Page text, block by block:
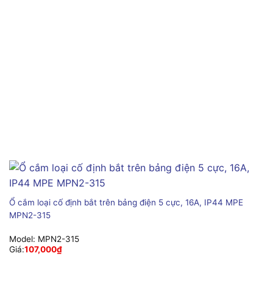
Ổ cắm loại cố định bắt trên bảng điện 5 cực, 16A, IP44 MPE
MPN2-315
Model: MPN2-315
Giá:107,000₫